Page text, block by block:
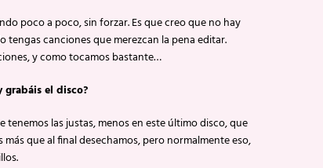
poco a poco, sin forzar. Es que creo que no hay
tengas canciones que merezcan la pena editar.
y como tocamos bastante…
grabáis el disco?
tenemos las justas, menos en este último disco, que
que al final desechamos, pero normalmente eso,